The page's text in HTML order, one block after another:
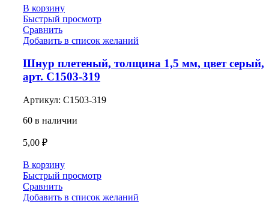
В корзину
Быстрый просмотр
Сравнить
Добавить в список желаний
Шнур плетеный, толщина 1,5 мм, цвет серый,
арт. С1503-319
Артикул: С1503-319
60 в наличии
5,00 ₽
В корзину
Быстрый просмотр
Сравнить
Добавить в список желаний